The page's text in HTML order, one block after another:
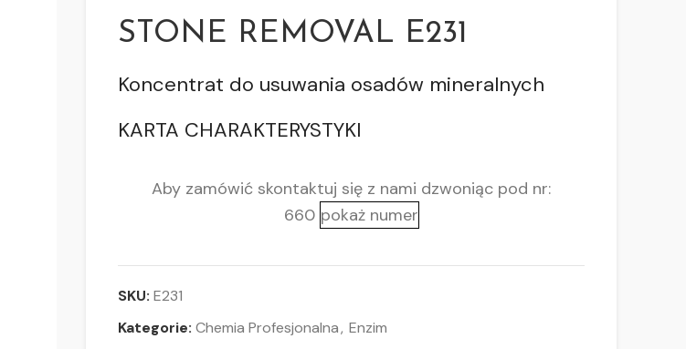
STONE REMOVAL E231
Koncentrat do usuwania osadów mineralnych
KARTA CHARAKTERYSTYKI
Aby zamówić skontaktuj się z nami dzwoniąc pod nr:
660 pokaż numer
SKU: E231
Kategorie: Chemia Profesjonalna, Enzim